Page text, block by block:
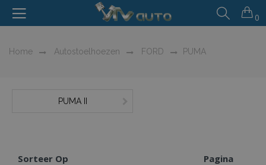
0
Home Autostoelhoezen FORD PUMA
PUMA II
Sorteer Op Pagina